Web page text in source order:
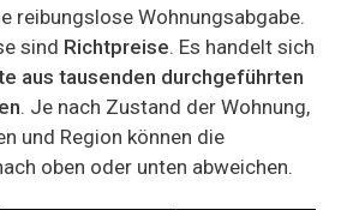
reibungslose Wohnungsabgabe.
sind Richtpreise. Es handelt sich
aus tausenden durchgeführten
. Je nach Zustand der Wohnung,
und Region können die
oben oder unten abweichen.